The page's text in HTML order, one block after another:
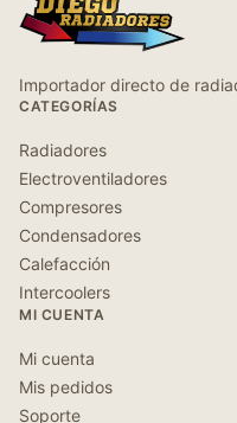
Importador directo de
CATEGORÍAS
Radiadores
Electroventiladores
Compresores
Condensadores
Calefacción
Intercoolers
MI CUENTA
Mi cuenta
Mis pedidos
Soporte